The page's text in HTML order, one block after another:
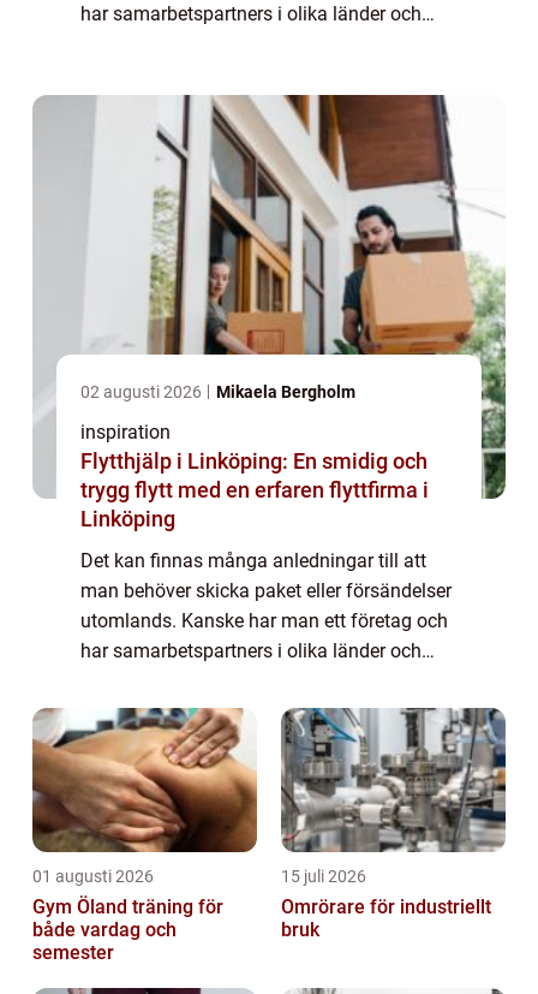
har samarbetspartners i olika länder och
02 augusti 2026 Mikaela Bergholm
inspiration
Flytthjälp i Linköping: En smidig och
trygg flytt med en erfaren flyttfirma i
Linköping
Det kan finnas många anledningar till att
man behöver skicka paket eller försändelser
utomlands. Kanske har man ett företag och
har samarbetspartners i olika länder och
01 augusti 2026
Gym Öland träning för
både vardag och
semester
15 juli 2026
Omrörare för industriellt
bruk